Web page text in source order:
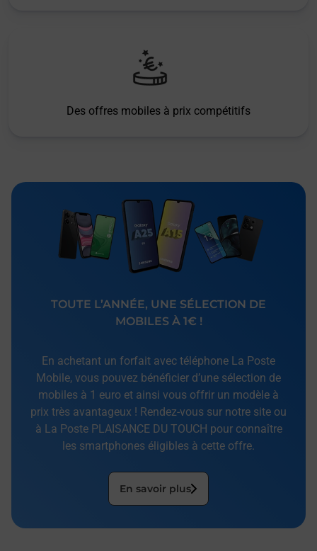
Des offres mobiles à prix compétitifs
TOUTE L’ANNÉE, UNE SÉLECTION DE
MOBILES À 1€ !
En achetant un forfait avec téléphone La Poste
Mobile, vous pouvez bénéficier d’une sélection de
mobiles à 1 euro et ainsi vous offrir un modèle à
prix très avantageux ! Rendez-vous sur notre site ou
à La Poste PLAISANCE DU TOUCH pour connaître
les smartphones éligibles à cette offre.
En savoir plus